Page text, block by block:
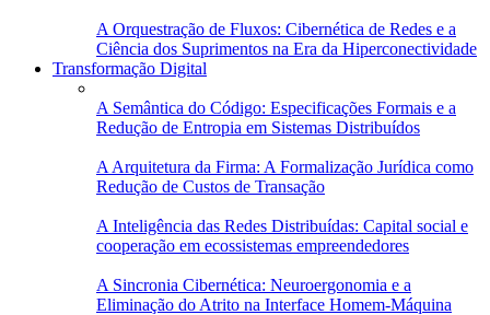
A Orquestração de Fluxos: Cibernética de Redes e a
Ciência dos Suprimentos na Era da Hiperconectividade
Transformação Digital
A Semântica do Código: Especificações Formais e a
Redução de Entropia em Sistemas Distribuídos
A Arquitetura da Firma: A Formalização Jurídica como
Redução de Custos de Transação
A Inteligência das Redes Distribuídas: Capital social e
cooperação em ecossistemas empreendedores
A Sincronia Cibernética: Neuroergonomia e a
Eliminação do Atrito na Interface Homem-Máquina